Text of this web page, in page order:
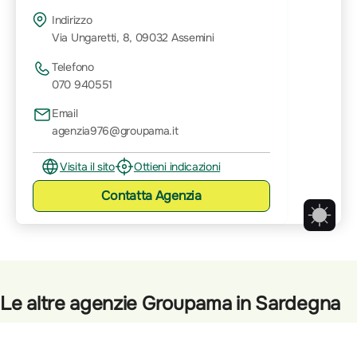
Indirizzo
Via Ungaretti, 8, 09032 Assemini
Telefono
070 940551
Email
agenzia976@groupama.it
Visita il sito Ottieni indicazioni
ContattaAgenzia
Le altre agenzie Groupama in Sardegna